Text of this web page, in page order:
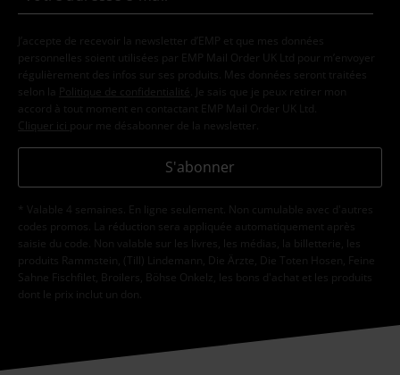
J’accepte de recevoir la newsletter d’EMP et que mes données
personnelles soient utilisées par EMP Mail Order UK Ltd pour m’envoyer
régulièrement des infos sur ses produits. Mes données seront traitées
selon la
Politique de confidentialité . Je sais que je peux retirer mon
accord à tout moment en contactant EMP Mail Order UK Ltd.
Cliquer ici pour me désabonner de la newsletter.
S'abonner
* Valable 4 semaines. En ligne seulement. Non cumulable avec d'autres
codes promos. La réduction sera appliquée automatiquement après
saisie du code. Non valable sur les livres, les médias, la billetterie, les
produits Rammstein, (Till) Lindemann, Die Ärzte, Die Toten Hosen, Feine
Sahne Fischfilet, Broilers, Böhse Onkelz, les bons d'achat et les produits
dont le prix inclut un don.